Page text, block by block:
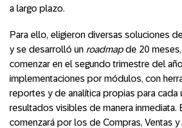
a largo plazo.
Para ello, eligieron diversas soluciones
y se desarrolló un roadmapde 20
comenzar en el segundo trimestre del
implementaciones por módulos, con
reportes y de analítica propias para cada
resultados visibles de manera inmediata.
comenzará por los de Compras, Ventas y